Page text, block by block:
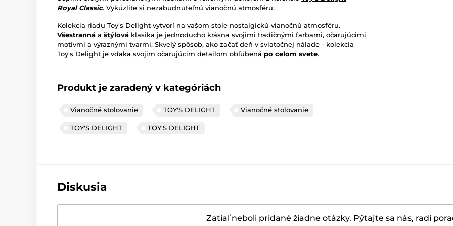
Royal Classic. Vykúzlite si nezabudnuteľnú vianočnú atmosféru.
Kolekcia riadu Toy's Delight vytvorí na vašom stole nostalgickú vianočnú atmosféru.
Všestranná a štýlová klasika je jednoducho krásna svojimi tradičnými farbami, očarujúcimi
motívmi a výraznými tvarmi. Skvelý spôsob, ako začať deň v sviatočnej nálade - kolekcia
Toy's Delight je vďaka svojim očarujúcim detailom obľúbená po celom svete.
Produkt je zaradený v kategóriách
Vianočné stolovanie TOY'S DELIGHT Vianočné stolovanie
TOY'S DELIGHT TOY'S DELIGHT
Diskusia
Zatiaľ neboli pridané žiadne otázky. Pýtajte sa nás, radi